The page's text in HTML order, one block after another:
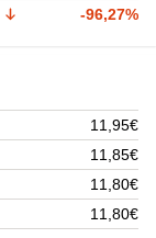
-96,27%
11,95€
11,85€
11,80€
11,80€